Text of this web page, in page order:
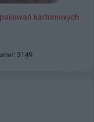
kartonowych
3149